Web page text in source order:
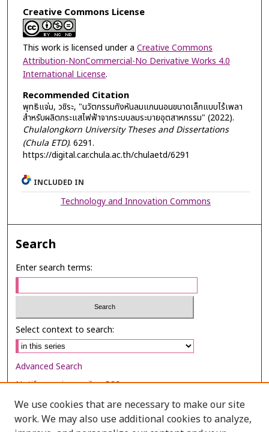
Creative Commons License
This work is licensed under a Creative Commons
Attribution-NonCommercial-No Derivative Works 4.0
International License.
Recommended Citation
พุทธิแจ่ม, วชิระ, "นวัตกรรมกังหันลมแกนนอนขนาดเล็กแบบไร้เพลา
สำหรับผลิตกระแสไฟฟ้าจากระบบลมระบายอุตสาหกรรม" (2022).
Chulalongkorn University Theses and Dissertations
(Chula ETD). 6291.
https://digital.car.chula.ac.th/chulaetd/6291
INCLUDED IN
Technology and Innovation Commons
Search
Enter search terms:
Select context to search:
Advanced Search
Notify me via email orRSS
Browse
We use cookies that are necessary to make our site
work. We may also use additional cookies to analyze,